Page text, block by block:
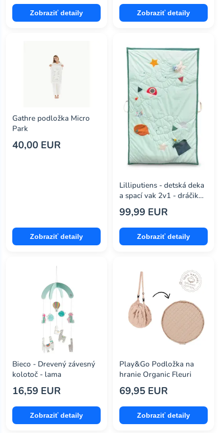
Zobraziť detaily Zobraziť detaily
Gathre podložka Micro
Park
40,00 EUR
Zobraziť detaily
Lilliputiens - detská deka
a spací vak 2v1 - dráčik
Joe
99,99 EUR
Zobraziť detaily
Bieco - Drevený závesný
kolotoč - lama
16,59 EUR
Zobraziť detaily
Play&Go Podložka na
hranie Organic Fleuri
69,95 EUR
Zobraziť detaily